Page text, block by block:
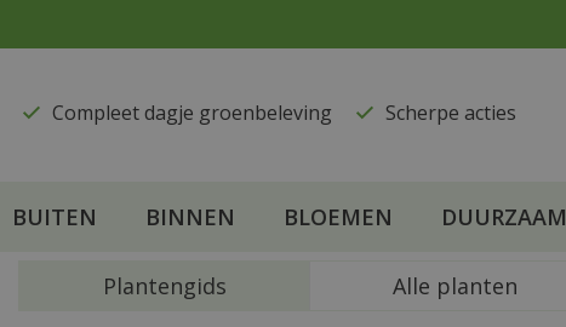
​Compleet dagje groenbeleving ​Scherpe acties
BUITEN BINNEN BLOEMEN DUURZAAM
Plantengids Alle planten